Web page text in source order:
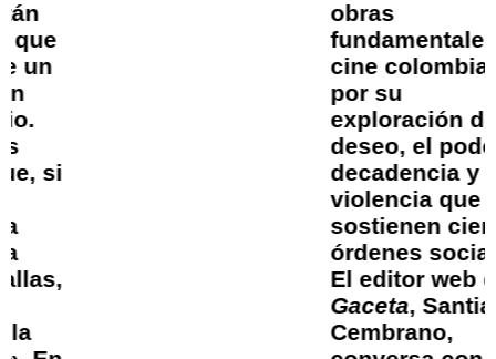
fundamentales del
cine colombiano
por su
exploración del
deseo, el poder, la
decadencia y la
violencia que
sostienen ciertos
órdenes sociales.
El editor web de
Gaceta, Santiago
Cembrano,